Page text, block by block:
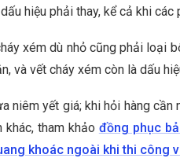
hiệu phải thay, kể cả khi các
xém dù nhỏ cũng phải loại
và vết cháy xém còn là dấu
niêm yết giá; khi hỏi hàng
khác, tham khảo đồng phục
khoác ngoài khi thi công